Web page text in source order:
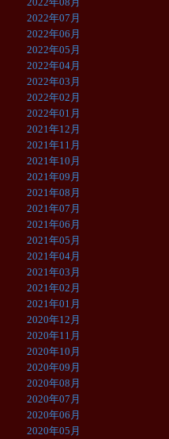
2022年07月
2022年06月
2022年05月
2022年04月
2022年03月
2022年02月
2022年01月
2021年12月
2021年11月
2021年10月
2021年09月
2021年08月
2021年07月
2021年06月
2021年05月
2021年04月
2021年03月
2021年02月
2021年01月
2020年12月
2020年11月
2020年10月
2020年09月
2020年08月
2020年07月
2020年06月
2020年05月